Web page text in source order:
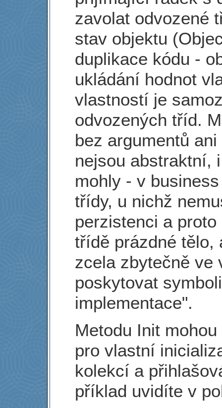
zavolat odvozené
stav objektu
duplikace kódu -
ukládání hodnot
vlastností je
odvozených tříd.
bez argumentů
nejsou abstraktní,
mohly - v
třídy, u nichž
perzistenci a
třídě prázdné tělo,
zcela zbytečně ve
poskytovat
implementace".
Metodu Init
pro vlastní
kolekcí a
příklad uvidíte v